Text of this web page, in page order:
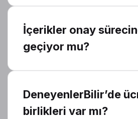
İçerikler onay
geçiyor mu?
DeneyenlerBilir’de
birlikleri var mı?